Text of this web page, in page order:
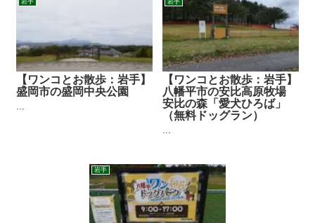
【ワンコとお散歩：岩手】
盛岡市の盛岡中央公園
【ワンコとお散歩：岩手】
八幡平市の安比高原牧場
安比の森「愛犬ひろば」
（無料ドッグラン）
岩手